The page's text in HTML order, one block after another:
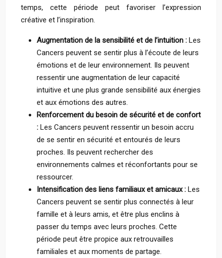
temps, cette période peut favoriser l’expression
créative et l’inspiration.
Augmentation de la sensibilité et de l’intuition : Les
Cancers peuvent se sentir plus à l’écoute de leurs
émotions et de leur environnement. Ils peuvent
ressentir une augmentation de leur capacité
intuitive et une plus grande sensibilité aux énergies
et aux émotions des autres.
Renforcement du besoin de sécurité et de confort
: Les Cancers peuvent ressentir un besoin accru
de se sentir en sécurité et entourés de leurs
proches. Ils peuvent rechercher des
environnements calmes et réconfortants pour se
ressourcer.
Intensification des liens familiaux et amicaux : Les
Cancers peuvent se sentir plus connectés à leur
famille et à leurs amis, et être plus enclins à
passer du temps avec leurs proches. Cette
période peut être propice aux retrouvailles
familiales et aux moments de partage.